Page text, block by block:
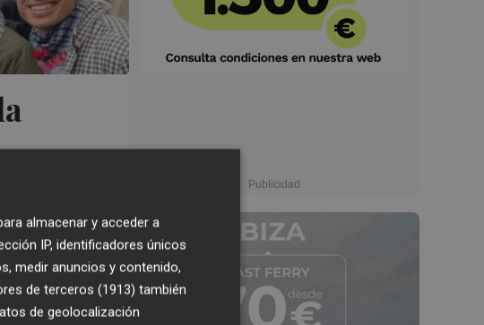
almacenar y acceder a
IP, identificadores únicos
medir anuncios y contenido,
de terceros (1913) también
de geolocalización